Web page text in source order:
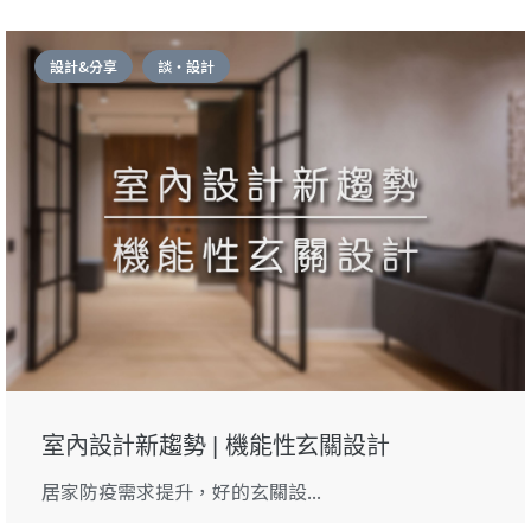
設計&分享 談・設計
室內設計新趨勢 | 機能性玄關設計
居家防疫需求提升，好的玄關設...